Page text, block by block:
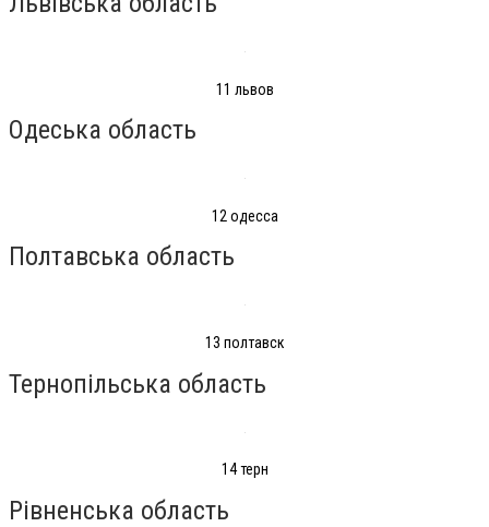
11 львов
Одеська область
12 одесса
Полтавська область
13 полтавск
Тернопільська область
14 терн
Рівненська область